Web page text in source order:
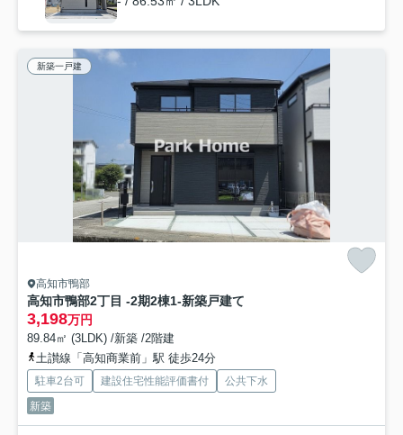
新築一戸建
高知市鴨部
高知市鴨部2丁目 -2期2棟1-新築戸建て
3,198万円
89.84㎡ (3LDK) /新築 /2階建
土讃線「高知商業前」駅 徒歩24分
駐車2台可 建設住宅性能評価書付
公共下水
新築